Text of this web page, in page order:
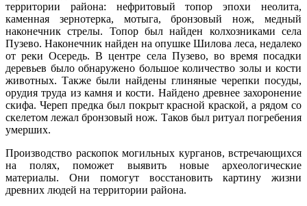
территории района: нефритовый топор эпохи неолита,
каменная зернотерка, мотыга, бронзовый нож, медный
наконечник стрелы. Топор был найден колхозниками села
Пузево. Наконечник найден на опушке Шилова леса, недалеко
от реки Осередь. В центре села Пузево, во время посадки
деревьев было обнаружено большое количество золы и кости
животных. Также были найдены глиняные черепки посуды,
орудия труда из камня и кости. Найдено древнее захоронение
скифа. Череп предка был покрыт красной краской, а рядом со
скелетом лежал бронзовый нож. Таков был ритуал погребения
умерших.
Производство раскопок могильных курганов, встречающихся
на полях, поможет выявить новые археологические
материалы. Они помогут восстановить картину жизни
древних людей на территории района.